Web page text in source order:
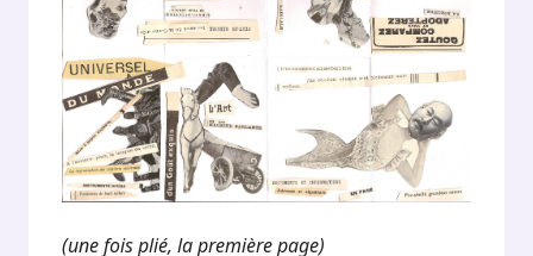
(une fois plié, la première page)